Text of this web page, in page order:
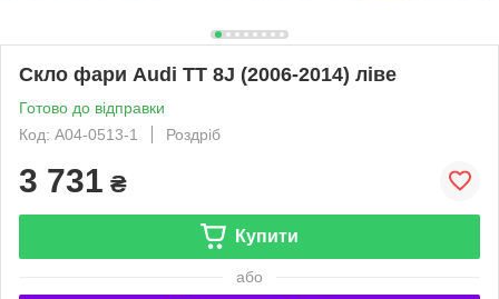
Скло фари Audi TT 8J (2006-2014) ліве
Готово до відправки
Код: A04-0513-1
Роздріб
3 731 ₴
Купити
або